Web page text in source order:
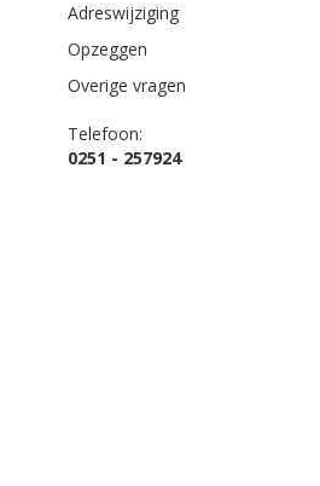
Adreswijziging
Opzeggen
Overige vragen
Telefoon:
0251 - 257924